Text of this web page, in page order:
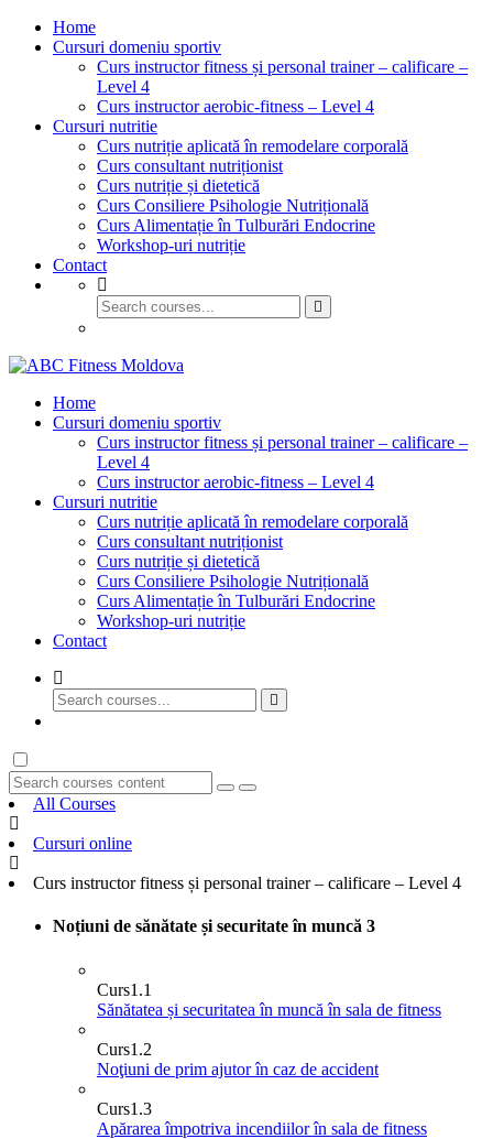
Home
Cursuri domeniu sportiv
Curs instructor fitness și personal trainer – calificare –
Level 4
Curs instructor aerobic-fitness – Level 4
Cursuri nutritie
Curs nutriție aplicată în remodelare corporală
Curs consultant nutriționist
Curs nutriție și dietetică
Curs Consiliere Psihologie Nutrițională
Curs Alimentație în Tulburări Endocrine
Workshop-uri nutriție
Contact
Home
Cursuri domeniu sportiv
Curs instructor fitness și personal trainer – calificare –
Level 4
Curs instructor aerobic-fitness – Level 4
Cursuri nutritie
Curs nutriție aplicată în remodelare corporală
Curs consultant nutriționist
Curs nutriție și dietetică
Curs Consiliere Psihologie Nutrițională
Curs Alimentație în Tulburări Endocrine
Workshop-uri nutriție
Contact
All Courses
Cursuri online
Curs instructor fitness și personal trainer – calificare – Level 4
Noțiuni de sănătate și securitate în muncă 3
Curs1.1
Sănătatea și securitatea în muncă în sala de fitness
Curs1.2
Noţiuni de prim ajutor în caz de accident
Curs1.3
Apărarea împotriva incendiilor în sala de fitness